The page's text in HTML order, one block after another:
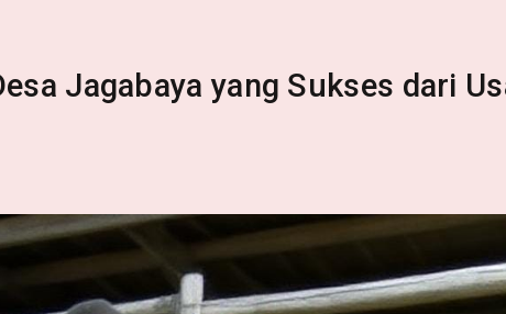
Jagabaya yang Sukses dari